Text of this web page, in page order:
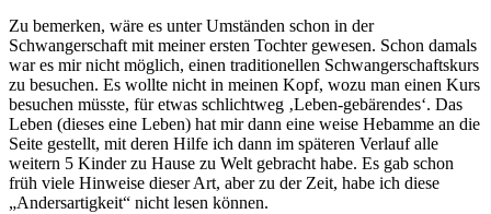
Zu bemerken, wäre es unter Umständen schon in der
Schwangerschaft mit meiner ersten Tochter gewesen. Schon damals
war es mir nicht möglich, einen traditionellen Schwangerschaftskurs
zu besuchen. Es wollte nicht in meinen Kopf, wozu man einen Kurs
besuchen müsste, für etwas schlichtweg ‚Leben-gebärendes‘. Das
Leben (dieses eine Leben) hat mir dann eine weise Hebamme an die
Seite gestellt, mit deren Hilfe ich dann im späteren Verlauf alle
weitern 5 Kinder zu Hause zu Welt gebracht habe. Es gab schon
früh viele Hinweise dieser Art, aber zu der Zeit, habe ich diese
„Andersartigkeit“ nicht lesen können.